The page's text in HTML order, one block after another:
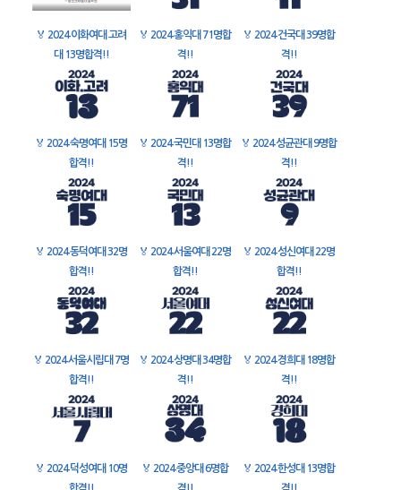
🏅 2024 이화여대 고려
대 13명합격!!
🏅 2024 홍익대 71명합
격!!
🏅 2024 건국대 39명합
격!!
🏅 2024 숙명여대 15명
합격!!
🏅 2024 국민대 13명합
격!!
🏅 2024 성균관대 9명합
격!!
🏅 2024 동덕여대 32명
합격!!
🏅 2024 서울여대 22명
합격!!
🏅 2024 성신여대 22명
합격!!
🏅 2024 서울시립대 7명
합격!!
🏅 2024 상명대 34명합
격!!
🏅 2024 경희대 18명합
격!!
🏅 2024 덕성여대 10명
🏅 2024 중앙대 6명합
🏅 2024 한성대 13명합